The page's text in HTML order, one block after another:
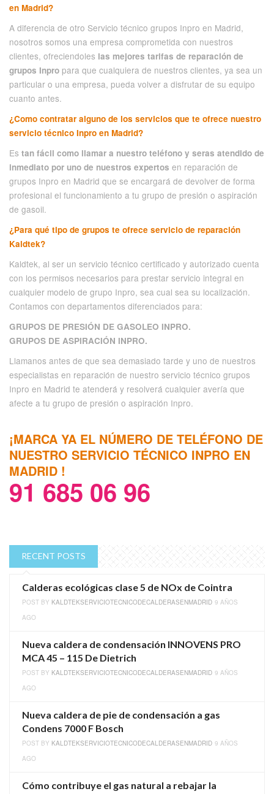
en Madrid?
A diferencia de otro Servicio técnico grupos Inpro en Madrid,
nosotros somos una empresa comprometida con nuestros
clientes, ofreciendoles las mejores tarifas de reparación de
grupos Inpro para que cualquiera de nuestros clientes, ya sea un
particular o una empresa, pueda volver a disfrutar de su equipo
cuanto antes.
¿Como contratar alguno de los servicios que te ofrece nuestro
servicio técnico Inpro en Madrid?
Es tan fácil como llamar a nuestro teléfono y seras atendido de
inmediato por uno de nuestros expertos en reparación de
grupos Inpro en Madrid que se encargará de devolver de forma
profesional el funcionamiento a tu grupo de presión o aspiración
de gasoil.
¿Para qué tipo de grupos te ofrece servicio de reparación
Kaldtek?
Kaldtek, al ser un servicio técnico certificado y autorizado cuenta
con los permisos necesarios para prestar servicio integral en
cualquier modelo de grupo Inpro, sea cual sea su localización.
Contamos con departamentos diferenciados para:
GRUPOS DE PRESIÓN DE GASOLEO INPRO.
GRUPOS DE ASPIRACIÓN INPRO.
Llamanos antes de que sea demasiado tarde y uno de nuestros
especialistas en reparación de nuestro servicio técnico grupos
Inpro en Madrid te atenderá y resolverá cualquier avería que
afecte a tu grupo de presión o aspiración Inpro.
¡MARCA YA EL NÚMERO DE TELÉFONO DE
NUESTRO SERVICIO TÉCNICO INPRO EN
MADRID !
91 685 06 96
RECENT POSTS
Calderas ecológicas clase 5 de NOx de Cointra
POST BY KALDTEKSERVICIOTECNICODECALDERASENMADRID 9 AÑOS
AGO
Nueva caldera de condensación INNOVENS PRO
MCA 45 – 115 De Dietrich
POST BY KALDTEKSERVICIOTECNICODECALDERASENMADRID 9 AÑOS
AGO
Nueva caldera de pie de condensación a gas
Condens 7000 F Bosch
POST BY KALDTEKSERVICIOTECNICODECALDERASENMADRID 9 AÑOS
AGO
Cómo contribuye el gas natural a rebajar la